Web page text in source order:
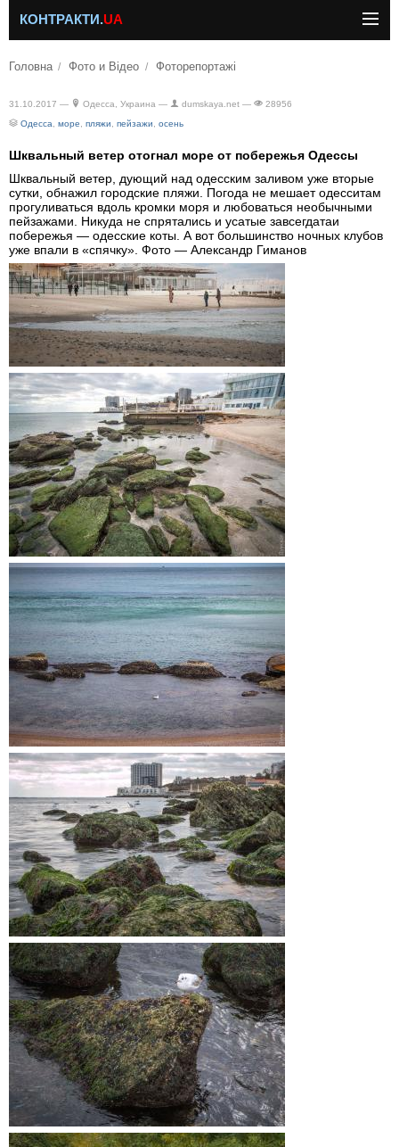
КОНТРАКТИ.UA
Головна Фото и Відео Фоторепортажі
31.10.2017 — Одесса, Украина — dumskaya.net —
28956
Одесса
море пляжи пейзажи осень
Шквальный ветер отогнал море от побережья Одессы
Шквальный ветер, дующий над одесским заливом уже вторые
сутки, обнажил городские пляжи. Погода не мешает одесситам
прогуливаться вдоль кромки моря и любоваться необычными
пейзажами. Никуда не спрятались и усатые завсегдатаи
побережья — одесские коты. А вот большинство ночных клубов
уже впали в «спячку». Фото — Александр Гиманов